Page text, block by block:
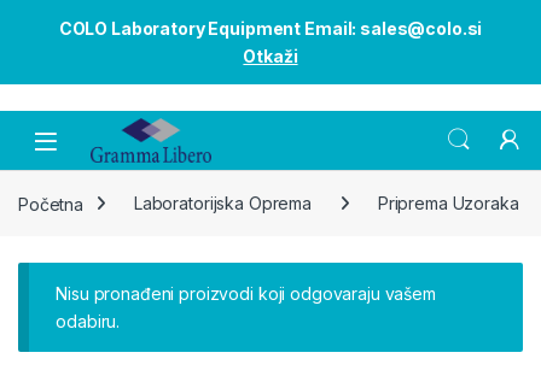
COLO Laboratory Equipment Email: sales@colo.si
Otkaži
Open
Početna Laboratorijska Oprema Priprema Uzoraka
Nisu pronađeni proizvodi koji odgovaraju vašem
odabiru.